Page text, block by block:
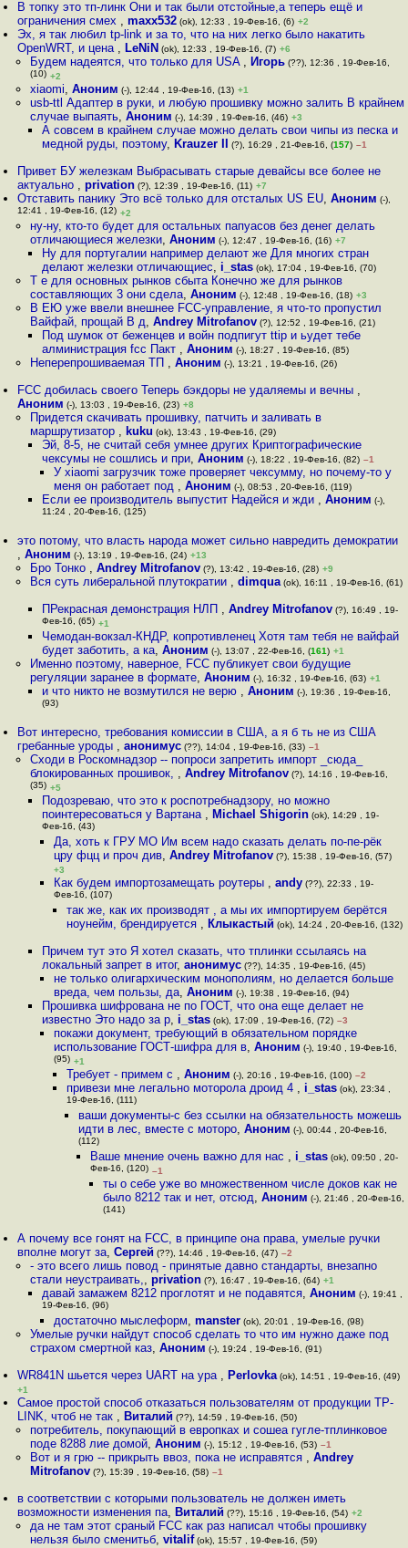
В топку это тп-линк Они и так были отстойные,а теперь ещё и
ограничения смех ,maxx532 (ok), 12:33 , 19-Фев-16, (6) +2
Эх, я так любил tp-link и за то, что на них легко было накатить
OpenWRT, и цена , LeNiN (ok), 12:33 , 19-Фев-16, (7) +6
Будем надеятся, что только для USA , Игорь(??), 12:36 , 19-Фев-16,
(10) +2
xiaomi, Аноним (-), 12:44 , 19-Фев-16, (13) +1
usb-ttl Адаптер в руки, и любую прошивку можно залить В крайнем
случае выпаять, Аноним (-), 14:39 , 19-Фев-16, (46) +3
А совсем в крайнем случае можно делать свои чипы из песка и
медной руды, поэтому, Krauzer II (?), 16:29 , 21-Фев-16, (157) –1
Привет БУ железкам Выбрасывать старые девайсы все более не
актуально ,privation (?), 12:39 , 19-Фев-16, (11) +7
Отставить панику Это всё только для отсталых US EU,Аноним (-),
12:41 , 19-Фев-16, (12) +2
ну-ну, кто-то будет для остальных папуасов без денег делать
отличающиеся железки, Аноним (-), 12:47 , 19-Фев-16, (16) +7
Ну для португалии например делают же Для многих стран
делают железки отличающиес, i_stas(ok), 17:04 , 19-Фев-16, (70)
Т е для основных рынков сбыта Конечно же для рынков
составляющих 3 они сдела, Аноним (-), 12:48 , 19-Фев-16, (18) +3
В ЕЮ уже ввели внешнее FCC-управление, я что-то пропустил
Вайфай, прощай В д, Andrey Mitrofanov(?), 12:52 , 19-Фев-16, (21)
Под шумок от беженцев и войн подпигут ttip и ьудет тебе
алминистрация fcc Пакт , Аноним (-), 18:27 , 19-Фев-16, (85)
Неперепрошиваемая ТП , Аноним (-), 13:21 , 19-Фев-16, (26)
FCC добилась своего Теперь бэкдоры не удаляемы и вечны ,
Аноним (-), 13:03 , 19-Фев-16, (23) +8
Придется скачивать прошивку, патчить и заливать в
маршрутизатор , kuku (ok), 13:43 , 19-Фев-16, (29)
Эй, 8-5, не считай себя умнее других Криптографические
чексумы не сошлись и при, Аноним (-), 18:22 , 19-Фев-16, (82) –1
У xiaomi загрузчик тоже проверяет чексумму, но почему-то у
меня он работает под ,Аноним (-), 08:53 , 20-Фев-16, (119)
Если ее производитель выпустит Надейся и жди , Аноним (-),
11:24 , 20-Фев-16, (125)
это потому, что власть народа может сильно навредить демократии
,Аноним (-), 13:19 , 19-Фев-16, (24) +13
Бро Тонко , Andrey Mitrofanov(?), 13:42 , 19-Фев-16, (28) +9
Вся суть либеральной плутократии , dimqua(ok), 16:11 , 19-Фев-16, (61)
ПРекрасная демонстрация НЛП , Andrey Mitrofanov(?), 16:49 , 19-
Фев-16, (65) +1
Чемодан-вокзал-КНДР, копротивленец Хотя там тебя не вайфай
будет заботить, а ка, Аноним (-), 13:07 , 22-Фев-16, (161) +1
Именно поэтому, наверное, FCC публикует свои будущие
регуляции заранее в формате, Аноним (-), 16:32 , 19-Фев-16, (63) +1
и что никто не возмутился не верю , Аноним (-), 19:36 , 19-Фев-16,
(93)
Вот интересно, требования комиссии в США, а я б ть не из США
гребанные уроды ,анонимус (??), 14:04 , 19-Фев-16, (33) –1
Сходи в Роскомнадзор -- попроси запретить импорт _сюда_
блокированных прошивок, , Andrey Mitrofanov(?), 14:16 , 19-Фев-16,
(35) +5
Подозреваю, что это к роспотребнадзору, но можно
поинтересоваться у Вартана , Michael Shigorin(ok), 14:29 , 19-
Фев-16, (43)
Да, хоть к ГРУ МО Им всем надо сказать делать по-пе-рёк
цру фцц и проч див,Andrey Mitrofanov (?), 15:38 , 19-Фев-16, (57)
+3
Как будем импортозамещать роутеры ,andy (??), 22:33 , 19-
Фев-16, (107)
так же, как их производят , а мы их импортируем берётся
ноунейм, брендируется , Клыкастый (ok), 14:24 , 20-Фев-16, (132)
Причем тут это Я хотел сказать, что тплинки ссылаясь на
локальный запрет в итог, анонимус(??), 14:35 , 19-Фев-16, (45)
не только олигархическим монополиям, но делается больше
вреда, чем пользы, да,Аноним (-), 19:38 , 19-Фев-16, (94)
Прошивка шифрована не по ГОСТ, что она еще делает не
известно Это надо за р, i_stas(ok), 17:09 , 19-Фев-16, (72) –3
покажи документ, требующий в обязательном порядке
использование ГОСТ-шифра для в,Аноним (-), 19:40 , 19-Фев-16,
(95) +1
Требует - примем с , Аноним (-), 20:16 , 19-Фев-16, (100) –2
привези мне легально моторола дроид 4 , i_stas(ok), 23:34 ,
19-Фев-16, (111)
ваши документы-с без ссылки на обязательность можешь
идти в лес, вместе с моторо, Аноним (-), 00:44 , 20-Фев-16,
(112)
Ваше мнение очень важно для нас , i_stas (ok), 09:50 , 20-
Фев-16, (120) –1
ты о себе уже во множественном числе доков как не
было 8212 так и нет, отсюд, Аноним (-), 21:46 , 20-Фев-16,
(141)
А почему все гонят на FCC, в принципе она права, умелые ручки
вполне могут за,Сергей (??), 14:46 , 19-Фев-16, (47) –2
- это всего лишь повод - принятые давно стандарты, внезапно
стали неустраивать,, privation(?), 16:47 , 19-Фев-16, (64) +1
давай замажем 8212 проглотят и не подавятся, Аноним (-), 19:41 ,
19-Фев-16, (96)
достаточно мыслеформ,manster (ok), 20:01 , 19-Фев-16, (98)
Умелые ручки найдут способ сделать то что им нужно даже под
страхом смертной каз, Аноним (-), 19:24 , 19-Фев-16, (91)
WR841N шьется через UART на ура , Perlovka (ok), 14:51 , 19-Фев-16, (49)
+1
Самое простой способ отказаться пользователям от продукции TP-
LINK, чтоб не так , Виталий (??), 14:59 , 19-Фев-16, (50)
потребитель, покупающий в европках и сошеа гугле-тплинковое
поде 8288 лие домой, Аноним (-), 15:12 , 19-Фев-16, (53) –1
Вот и я грю -- прикрыть ввоз, пока не исправятся , Andrey
Mitrofanov(?), 15:39 , 19-Фев-16, (58) –1
в соответствии с которыми пользователь не должен иметь
возможности изменения па, Виталий (??), 15:16 , 19-Фев-16, (54) +2
да не там этот сраный FCC как раз написал чтобы прошивку
нельзя было сменитьб, vitalif(ok), 15:57 , 19-Фев-16, (59)